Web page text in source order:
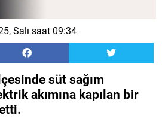
Salı saat 09:34
süt sağım
akımına kapılan bir